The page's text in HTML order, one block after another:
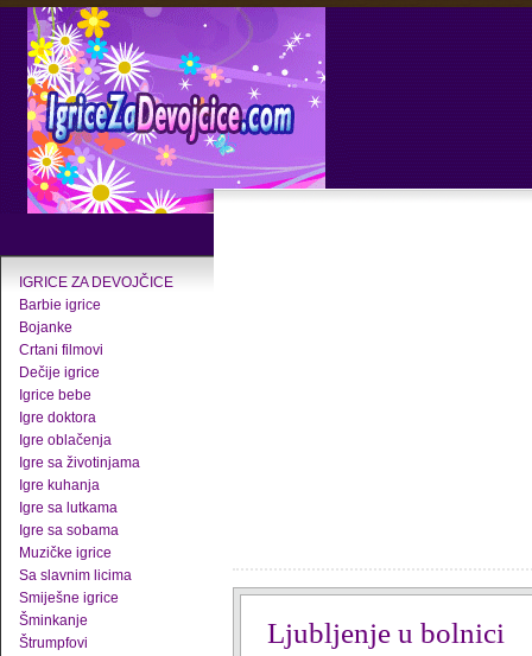
IGRICE ZA DEVOJČICE
Barbie igrice
Bojanke
Crtani filmovi
Dečije igrice
Igrice bebe
Igre doktora
Igre oblačenja
Igre sa životinjama
Igre kuhanja
Igre sa lutkama
Igre sa sobama
Muzičke igrice
Sa slavnim licima
Smiješne igrice
Šminkanje
Štrumpfovi
Ljubljenje u bolnici